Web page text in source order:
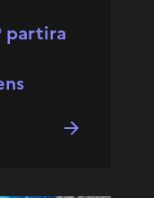
partira